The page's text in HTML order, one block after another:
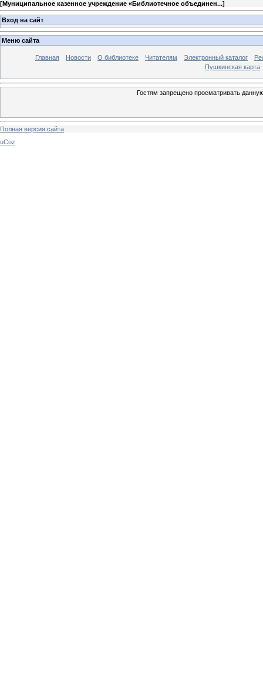
[Муниципальное казенное учреждение «Библиотечное объединен...]
Вход на сайт
Меню сайта
Главная Новости О библиотеке Читателям Электронный каталог
Пушкинская карта
Гостям запрещено просматривать
Полная версия сайта
uCoz